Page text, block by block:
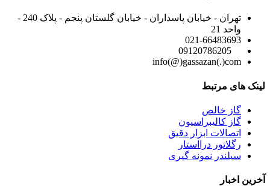
تهران - خیابان پاسداران - خیابان گلستان پنجم - پلاک 240 -
واحد 21
021-66483693
info(@)gassazan(.)com
لینک های مرتبط
گاز خالص
گاز کالیبراسیون
اتصالات ابزار دقیق
رگلاتور درااستار
سیلندر نمونه گیری
آخرین اخبار